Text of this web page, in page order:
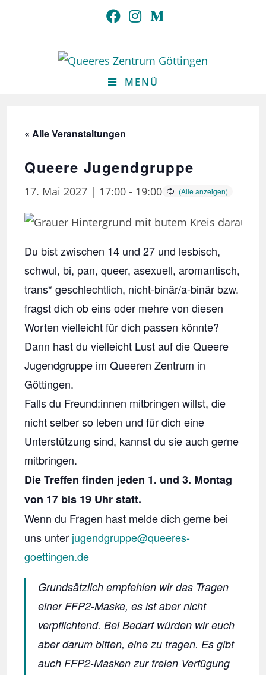
MENÜ
« Alle Veranstaltungen
Queere Jugendgruppe
17. Mai 2027 | 17:00 - 19:00
Du bist zwischen 14 und 27 und lesbisch,
schwul, bi, pan, queer, asexuell, aromantisch,
trans* geschlechtlich, nicht-binär/a-binär bzw.
fragst dich ob eins oder mehre von diesen
Worten vielleicht für dich passen könnte?
Dann hast du vielleicht Lust auf die Queere
Jugendgruppe im Queeren Zentrum in
Göttingen.
Falls du Freund:innen mitbringen willst, die
nicht selber so leben und für dich eine
Unterstützung sind, kannst du sie auch gerne
mitbringen.
Die Treffen finden jeden 1. und 3. Montag
von 17 bis 19 Uhr statt.
Wenn du Fragen hast melde dich gerne bei
uns unter jugendgruppe@queeres-
goettingen.de
Grundsätzlich empfehlen wir das Tragen
einer FFP2-Maske, es ist aber nicht
verpflichtend. Bei Bedarf würden wir euch
aber darum bitten, eine zu tragen. Es gibt
auch FFP2-Masken zur freien Verfügung